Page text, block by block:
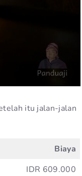
itu jalan-jalan
Biaya
IDR 609.000